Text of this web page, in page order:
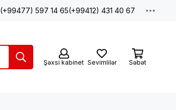
(+99477) 597 14 65(+99412) 431 40 67
Şəxsi kabinet Sevimlilər Səbət